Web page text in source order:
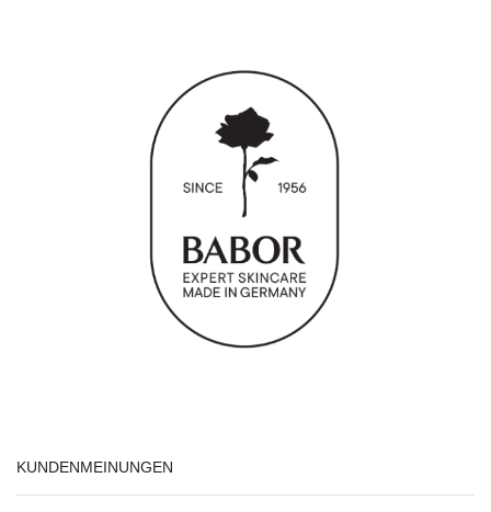
KUNDENMEINUNGEN